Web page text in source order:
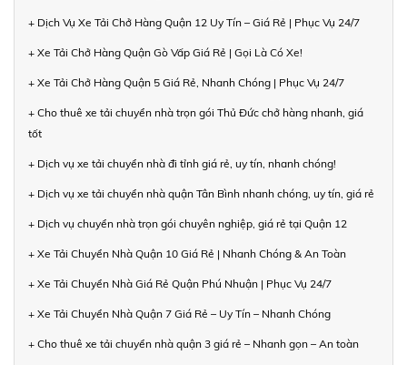
+ Dịch Vụ Xe Tải Chở Hàng Quận 12 Uy Tín – Giá Rẻ | Phục Vụ 24/7
+ Xe Tải Chở Hàng Quận Gò Vấp Giá Rẻ | Gọi Là Có Xe!
+ Xe Tải Chở Hàng Quận 5 Giá Rẻ, Nhanh Chóng | Phục Vụ 24/7
+ Cho thuê xe tải chuyển nhà trọn gói Thủ Đức chở hàng nhanh, giá
tốt
+ Dịch vụ xe tải chuyển nhà đi tỉnh giá rẻ, uy tín, nhanh chóng!
+ Dịch vụ xe tải chuyển nhà quận Tân Bình nhanh chóng, uy tín, giá rẻ
+ Dịch vụ chuyển nhà trọn gói chuyên nghiệp, giá rẻ tại Quận 12
+ Xe Tải Chuyển Nhà Quận 10 Giá Rẻ | Nhanh Chóng & An Toàn
+ Xe Tải Chuyển Nhà Giá Rẻ Quận Phú Nhuận | Phục Vụ 24/7
+ Xe Tải Chuyển Nhà Quận 7 Giá Rẻ – Uy Tín – Nhanh Chóng
+ Cho thuê xe tải chuyển nhà quận 3 giá rẻ – Nhanh gọn – An toàn